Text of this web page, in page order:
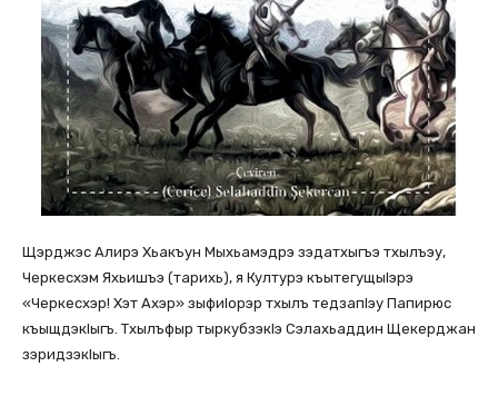
Щэрджэс Алирэ Хьакъун Мыхьамэдрэ зэдатхыгъэ тхылъэу,
Черкесхэм Яхьишъэ (тарихь), я Културэ къытегущыlэрэ
«Черкесхэр! Хэт Ахэр» зыфиlорэр тхылъ тедзапlэу Папирюс
къыщдэкlыгъ. Тхылъфыр тыркубзэкlэ Сэлахьаддин Щекерджан
зэридзэкlыгъ.